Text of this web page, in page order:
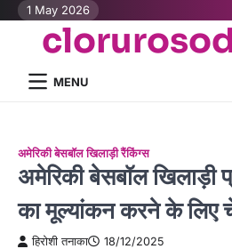
Skip
content
1 May 2026
MENU
अमेरिकी बेसबॉल खिलाड़ी रैंकिंग्स
अमेरिकी बेसबॉल खिलाड़ी
का मूल्यांकन करने के लिए
हिरोशी तनाका 18/12/2025